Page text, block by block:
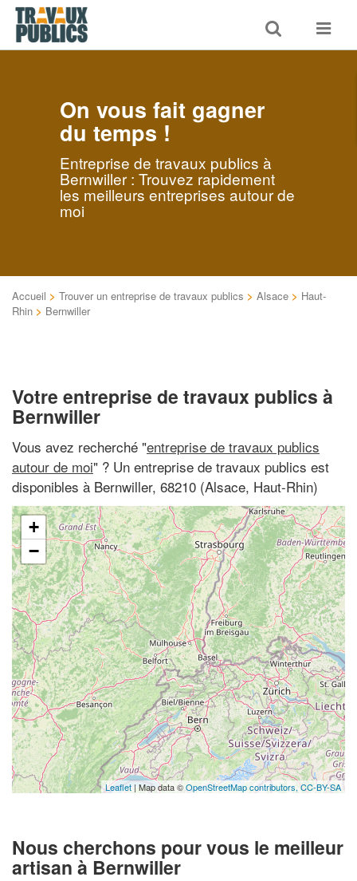
Toggle
search
Toggle
On vous fait gagner
du temps !
Entreprise de travaux publics à
Bernwiller : Trouvez rapidement
les meilleurs entreprises autour de
moi
Accueil > Trouver un entreprise de travaux publics > Alsace > Haut-
Rhin > Bernwiller
Votre entreprise de travaux publics à
Bernwiller
Vous avez recherché "entreprise de travaux publics
autour de moi" ? Un entreprise de travaux publics est
disponibles à Bernwiller, 68210 (Alsace, Haut-Rhin)
+
−
Leaflet | Map data ©OpenStreetMap contributors,CC-BY-SA
Nous cherchons pour vous le meilleur
artisan à Bernwiller